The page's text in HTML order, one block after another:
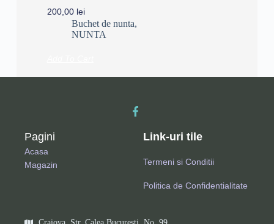
200,00 lei
Buchet de nunta,
NUNTA
Pagini
Acasa
Magazin
Link-uri tile
Termeni si Conditii
Politica de Confidentialitate